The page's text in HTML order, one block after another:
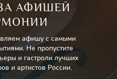
АФИШЕЙ
афишу с самыми
Не пропустите
и гастроли лучших
и артистов России.